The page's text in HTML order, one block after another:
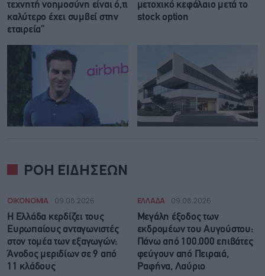
τεχνητή νοημοσύνη είναι ό,τι
καλύτερο έχει συμβεί στην
εταιρεία”
μετοχικό κεφάλαιο μετά το
stock option
ΡΟΗ ΕΙΔΗΣΕΩΝ
ΟΙΚΟΝΟΜΙΑ 09.08.2026
Η Ελλάδα κερδίζει τους
Ευρωπαίους ανταγωνιστές
στον τομέα των εξαγωγών:
Άνοδος μεριδίων σε 9 από
11 κλάδους
ΕΛΛΑΔΑ 09.08.2026
Μεγάλη έξοδος των
εκδρομέων του Αυγούστου:
Πάνω από 100.000 επιβάτες
φεύγουν από Πειραιά,
Ραφήνα, Λαύριο